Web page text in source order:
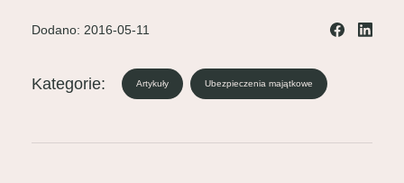
Dodano: 2016-05-11
Kategorie: Artykuły Ubezpieczenia majątkowe